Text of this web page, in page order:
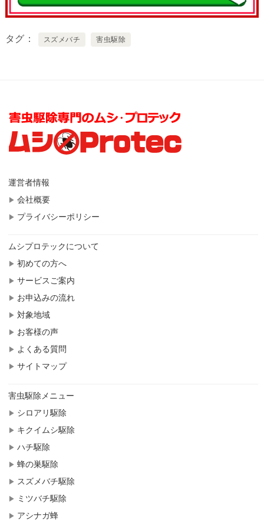
タグ スズメバチ 害虫駆除
運営者情報
会社概要
プライバシーポリシー
ムシプロテックについて
初めての方へ
サービスご案内
お申込みの流れ
対象地域
お客様の声
よくある質問
サイトマップ
害虫駆除メニュー
シロアリ駆除
キクイムシ駆除
ハチ駆除
蜂の巣駆除
スズメバチ駆除
ミツバチ駆除
アシナガ蜂